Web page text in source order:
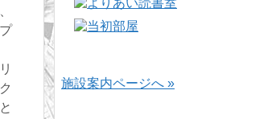
施設案内ページへ »